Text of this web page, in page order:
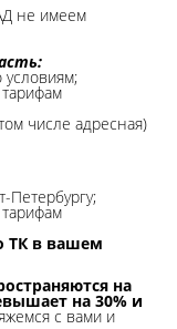
не имеем
условиям;
числе адресная)
Петербургу;
ТК в вашем
на
на 30% и
с вами и